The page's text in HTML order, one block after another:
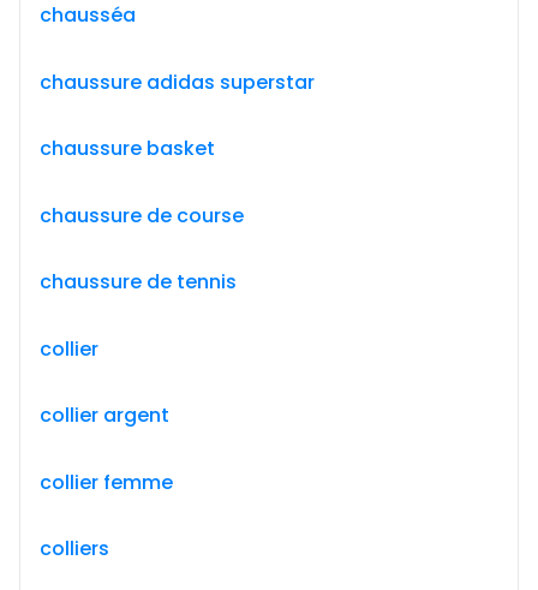
chausséa
chaussure adidas superstar
chaussure basket
chaussure de course
chaussure de tennis
collier
collier argent
collier femme
colliers